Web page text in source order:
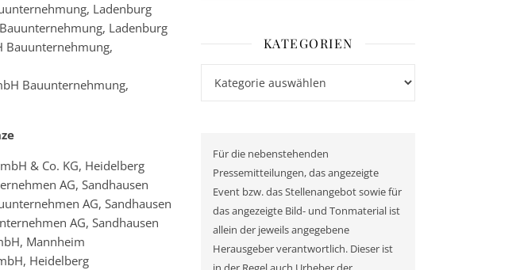
Ladenburg
Ladenburg
Bauunternehmung,
Bauunternehmung,
& Co. KG, Heidelberg
AG, Sandhausen
AG, Sandhausen
AG, Sandhausen
Mannheim
Heidelberg
KATEGORIEN
Für die nebenstehenden
Pressemitteilungen, das angezeigte
Event bzw. das Stellenangebot sowie für
das angezeigte Bild- und Tonmaterial ist
allein der jeweils angegebene
Herausgeber verantwortlich. Dieser ist